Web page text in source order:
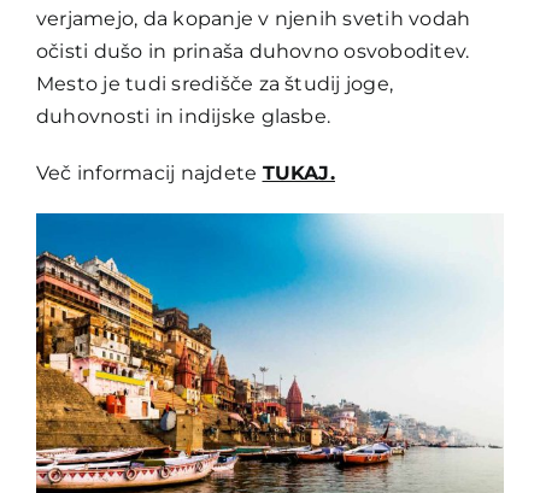
verjamejo, da kopanje v njenih svetih vodah
očisti dušo in prinaša duhovno osvoboditev.
Mesto je tudi središče za študij joge,
duhovnosti in indijske glasbe.
Več informacij najdete TUKAJ.